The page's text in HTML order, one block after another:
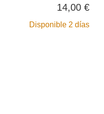
14,00 €
Disponible 2 días